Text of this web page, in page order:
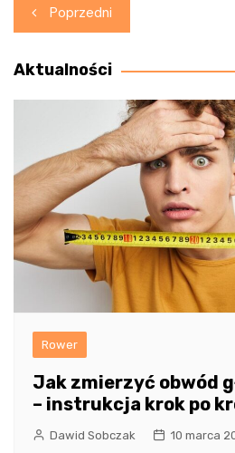
Nawigacja
wpisu
Poprzedni
Aktualności
Rower
Jak zmierzyć obwód
– instrukcja krok po
Dawid Sobczak 10 marca